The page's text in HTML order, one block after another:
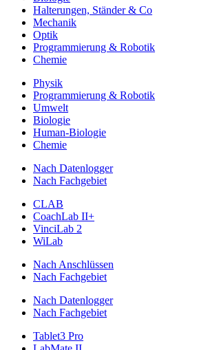
Halterungen, Ständer & Co
Mechanik
Optik
Programmierung & Robotik
Chemie
Physik
Programmierung & Robotik
Umwelt
Biologie
Human-Biologie
Chemie
Nach Datenlogger
Nach Fachgebiet
CLAB
CoachLab II+
VinciLab 2
WiLab
Nach Anschlüssen
Nach Fachgebiet
Nach Datenlogger
Nach Fachgebiet
Tablet3 Pro